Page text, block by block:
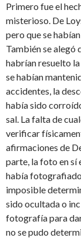
Primero fue el
misterioso. De
pero que se
También se alegó
habrían resuelto
se habían
accidentes, la
había sido
sal. La falta de
verificar
afirmaciones de
parte, la foto en sí
había
imposible
sido ocultada o
fotografía para
no se pudo